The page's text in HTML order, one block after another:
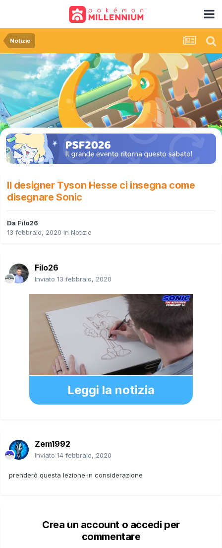
Notizie
Il designer Tyson Hesse ci insegna come
disegnare Sonic
Da Filo26
13 febbraio, 2020 in Notizie
Filo26
Inviato 13 febbraio, 2020
Leggi la notizia
Zem1992
Inviato 14 febbraio, 2020
prenderò questa lezione in considerazione
Crea un account o accedi per
commentare